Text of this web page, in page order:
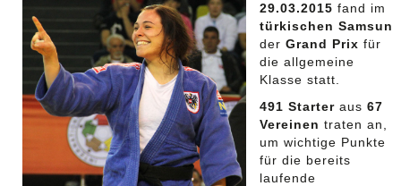
29.03.2015 fand im
türkischen Samsun
der Grand Prix für
die allgemeine
Klasse statt.
491 Starter aus 67
Vereinen traten an,
um wichtige Punkte
für die bereits
laufende